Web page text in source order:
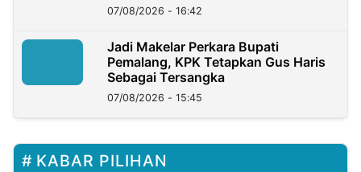
07/08/2026 - 16:42
Jadi Makelar Perkara Bupati
Pemalang, KPK Tetapkan Gus Haris
Sebagai Tersangka
07/08/2026 - 15:45
KABAR PILIHAN